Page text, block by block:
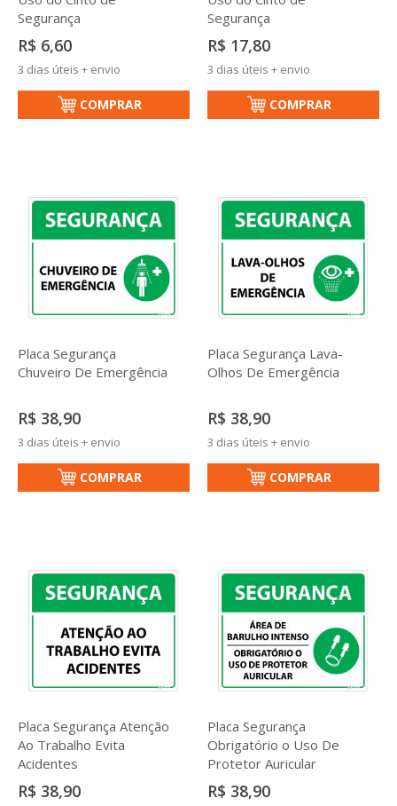
Segurança
R$ 6,60
3 dias úteis + envio
COMPRAR
Segurança
R$ 17,80
3 dias úteis + envio
COMPRAR
Placa Segurança
Chuveiro De Emergência
R$ 38,90
3 dias úteis + envio
COMPRAR
Placa Segurança Lava-
Olhos De Emergência
R$ 38,90
3 dias úteis + envio
COMPRAR
Placa Segurança Atenção
Ao Trabalho Evita
Acidentes
R$ 38,90
Placa Segurança
Obrigatório o Uso De
Protetor Auricular
R$ 38,90